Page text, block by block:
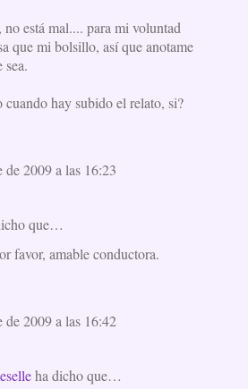
está mal.... para mi voluntad
que mi bolsillo, así que anotame
sea.
cuando hay subido el relato, si?
de 2009 a las 16:23
que…
favor, amable conductora.
de 2009 a las 16:42
ha dicho que…